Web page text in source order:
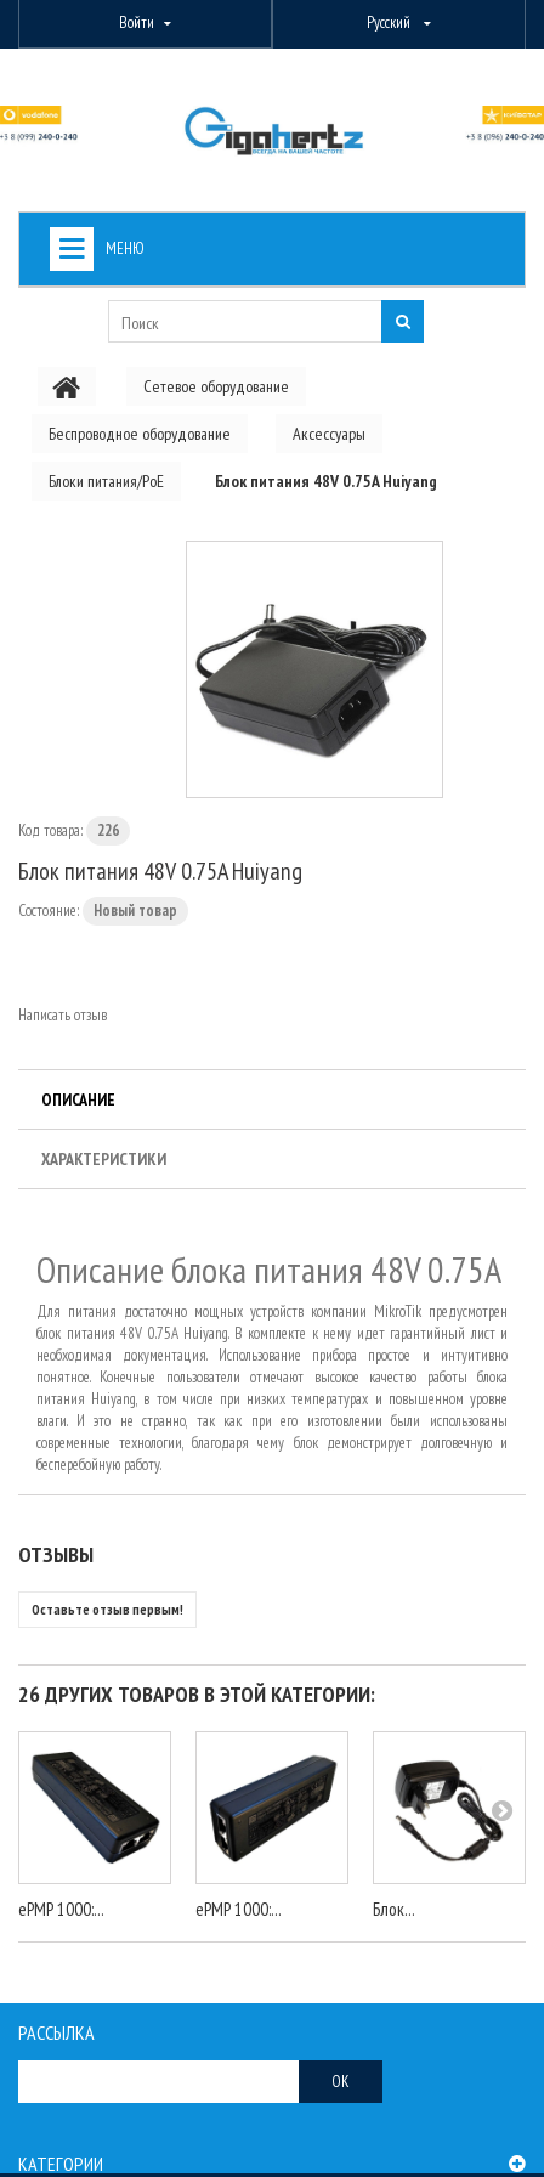
Войти Русский
МЕНЮ
PON ОБОРУДОВАНИЕ
Сетевое оборудование
Беспроводное оборудование Аксессуары
Блоки питания/PoE Блок питания 48V 0.75A Huiyang
Код товара: 226
Блок питания 48V 0.75A Huiyang
Состояние: Новый товар
Написать отзыв
ОПИСАНИЕ
ХАРАКТЕРИСТИКИ
Описание блока питания 48V 0.75A
Для питания достаточно мощных устройств компании MikroTik предусмотрен
блок питания 48V 0.75A Huiyang. В комплекте к нему идет гарантийный лист и
необходимая документация. Использование прибора простое и интуитивно
понятное. Конечные пользователи отмечают высокое качество работы блока
питания Huiyang, в том числе при низких температурах и повышенном уровне
влаги. И это не странно, так как при его изготовлении были использованы
современные технологии, благодаря чему блок демонстрирует долговечную и
бесперебойную работу.
ОТЗЫВЫ
Оставьте отзыв первым!
26 ДРУГИХ ТОВАРОВ В ЭТОЙ КАТЕГОРИИ:
ePMP 1000:... ePMP 1000:... Блок...
РАССЫЛКА
OK
КАТЕГОРИИ